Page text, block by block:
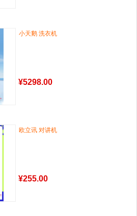
小天鹅 洗衣机
¥5298.00
欧立讯 对讲机
¥255.00